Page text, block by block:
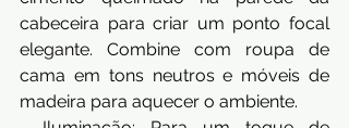
cabeceira para criar um ponto focal
elegante. Combine com roupa de
cama em tons neutros e móveis de
madeira para aquecer o ambiente.